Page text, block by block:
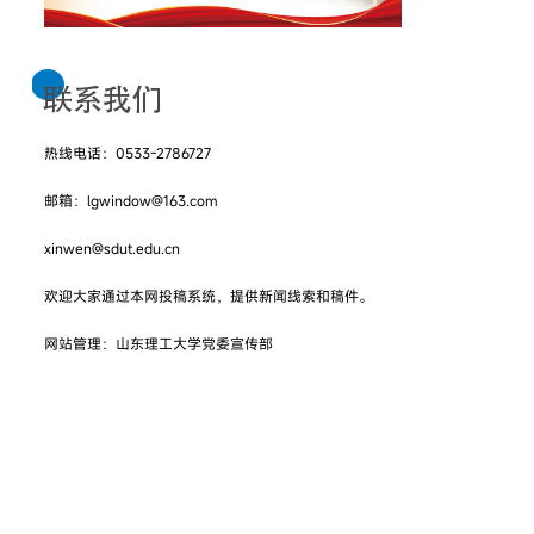
热线电话：0533-2786727
邮箱：lgwindow@163.com
xinwen@sdut.edu.cn
欢迎大家通过本网投稿系统，提供新闻线索和稿件。
网站管理：山东理工大学党委宣传部